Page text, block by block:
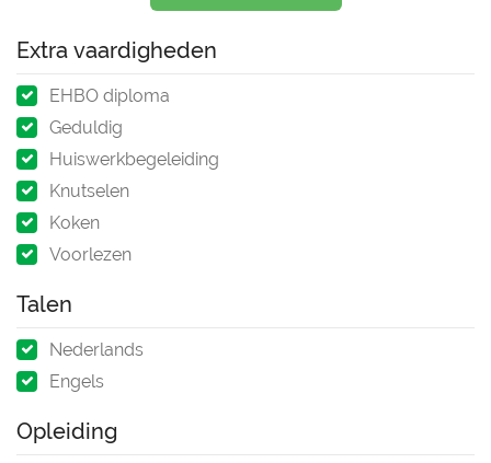
Extra vaardigheden
EHBO diploma
Geduldig
Huiswerkbegeleiding
Knutselen
Koken
Voorlezen
Talen
Nederlands
Engels
Opleiding